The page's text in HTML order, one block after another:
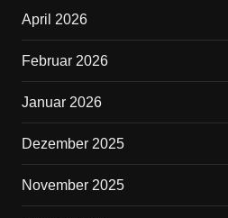
o
o
k
April 2026
Februar 2026
Januar 2026
Dezember 2025
November 2025